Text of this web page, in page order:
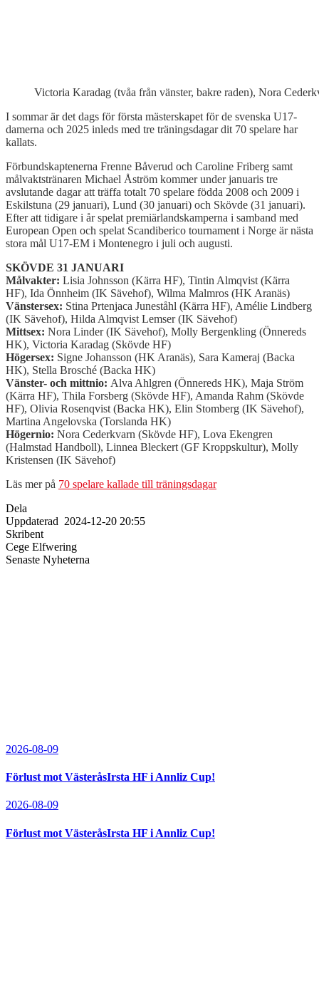
Victoria Karadag (tvåa från vänster, bakre raden), Nora
I sommar är det dags för första mästerskapet för de svenska U17-
damerna och 2025 inleds med tre träningsdagar dit 70 spelare har
kallats.
Förbundskaptenerna Frenne Båverud och Caroline Friberg samt
målvaktstränaren Michael Åström kommer under januaris tre
avslutande dagar att träffa totalt 70 spelare födda 2008 och 2009 i
Eskilstuna (29 januari), Lund (30 januari) och Skövde (31 januari).
Efter att tidigare i år spelat premiärlandskamperna i samband med
European Open och spelat Scandiberico tournament i Norge är nästa
stora mål U17-EM i Montenegro i juli och augusti.
SKÖVDE 31 JANUARI
Målvakter: Lisia Johnsson (Kärra HF), Tintin Almqvist (Kärra
HF), Ida Önnheim (IK Sävehof), Wilma Malmros (HK Aranäs)
Vänstersex: Stina Prtenjaca Juneståhl (Kärra HF), Amélie Lindberg
(IK Sävehof), Hilda Almqvist Lemser (IK Sävehof)
Mittsex: Nora Linder (IK Sävehof), Molly Bergenkling (Önnereds
HK), Victoria Karadag (Skövde HF)
Högersex: Signe Johansson (HK Aranäs), Sara Kameraj (Backa
HK), Stella Brosché (Backa HK)
Vänster- och mittnio: Alva Ahlgren (Önnereds HK), Maja Ström
(Kärra HF), Thila Forsberg (Skövde HF), Amanda Rahm (Skövde
HF), Olivia Rosenqvist (Backa HK), Elin Stomberg (IK Sävehof),
Martina Angelovska (Torslanda HK)
Högernio: Nora Cederkvarn (Skövde HF), Lova Ekengren
(Halmstad Handboll), Linnea Bleckert (GF Kroppskultur), Molly
Kristensen (IK Sävehof)
Läs mer på 70 spelare kallade till träningsdagar
Dela
Uppdaterad 2024-12-20 20:55
Skribent
Cege Elfwering
Senaste Nyheterna
2026-08-09
Förlust mot VästeråsIrsta HF i Annliz Cup!
2026-08-09
Förlust mot VästeråsIrsta HF i Annliz Cup!